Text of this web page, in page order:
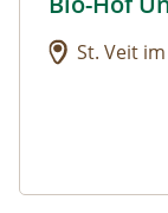
St. Veit